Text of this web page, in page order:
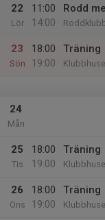
22
Lör
11:00
14:00
Rodd
23
Sön
18:00
19:00
Träning
24
Mån
25
Tis
18:00
19:00
Träning
26
Ons
18:00
19:00
Träning